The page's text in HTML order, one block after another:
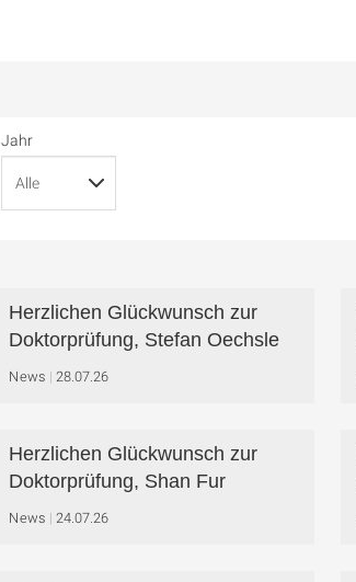
Jahr
Herzlichen Glückwunsch zur
Doktorprüfung, Stefan Oechsle
News 28.07.26
Herzlichen Glückwunsch zur
Doktorprüfung, Shan Fur
News 24.07.26